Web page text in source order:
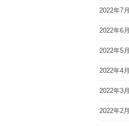
2022年7月
2022年6月
2022年5月
2022年4月
2022年3月
2022年2月